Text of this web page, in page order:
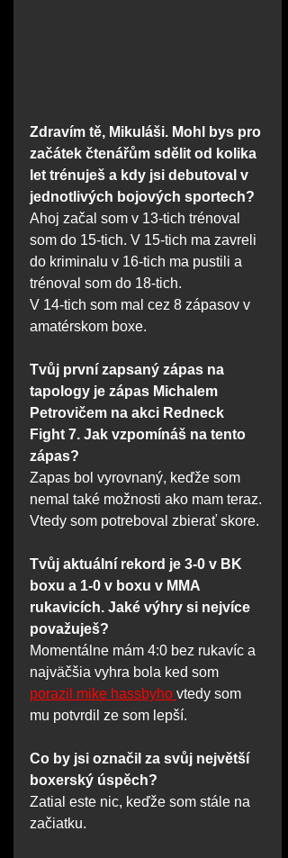
Zdravím tě, Mikuláši. Mohl bys pro
začátek čtenářům sdělit od kolika
let trénuješ a kdy jsi debutoval v
jednotlivých bojových sportech?
Ahoj začal som v 13-tich trénoval
som do 15-tich. V 15-tich ma zavreli
do kriminalu v 16-tich ma pustili a
trénoval som do 18-tich.
V 14-tich som mal cez 8 zápasov v
amatérskom boxe.
Tvůj první zapsaný zápas na
tapology je zápas Michalem
Petrovičem na akci Redneck
Fight 7. Jak vzpomínáš na tento
zápas?
Zapas bol vyrovnaný, keďže som
nemal také možnosti ako mam teraz.
Vtedy som potreboval zbierať skore.
Tvůj aktuální rekord je 3-0 v BK
boxu a 1-0 v boxu v MMA
rukavicích. Jaké výhry si nejvíce
považuješ?
Momentálne mám 4:0 bez rukavíc a
najväčšia vyhra bola ked som
porazil mike hassbyho vtedy som
mu potvrdil ze som lepší.
Co by jsi označil za svůj největší
boxerský úspěch?
Zatial este nic, keďže som stále na
začiatku.